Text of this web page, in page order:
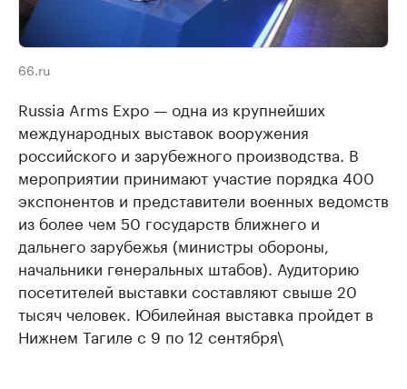
66.ru
Russia Arms Expo — одна из крупнейших
международных выставок вооружения
российского и зарубежного производства. В
мероприятии принимают участие порядка 400
экспонентов и представители военных ведомств
из более чем 50 государств ближнего и
дальнего зарубежья (министры обороны,
начальники генеральных штабов). Аудиторию
посетителей выставки составляют свыше 20
тысяч человек. Юбилейная выставка пройдет в
Нижнем Тагиле с 9 по 12 сентября\